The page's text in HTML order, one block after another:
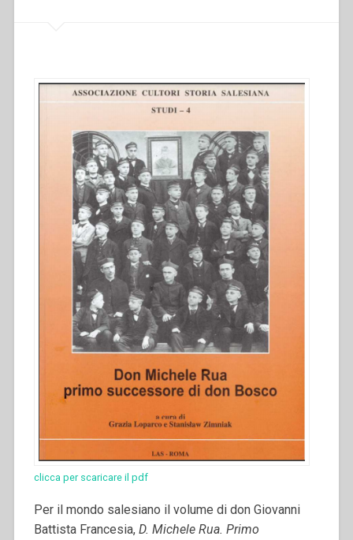
clicca per scaricare il pdf
Per il mondo salesiano il volume di don Giovanni
Battista Francesia, D. Michele Rua. Primo